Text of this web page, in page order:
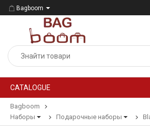
Bagboom
CATALOGUE
Bagboom
Наборы
Подарочные наборы